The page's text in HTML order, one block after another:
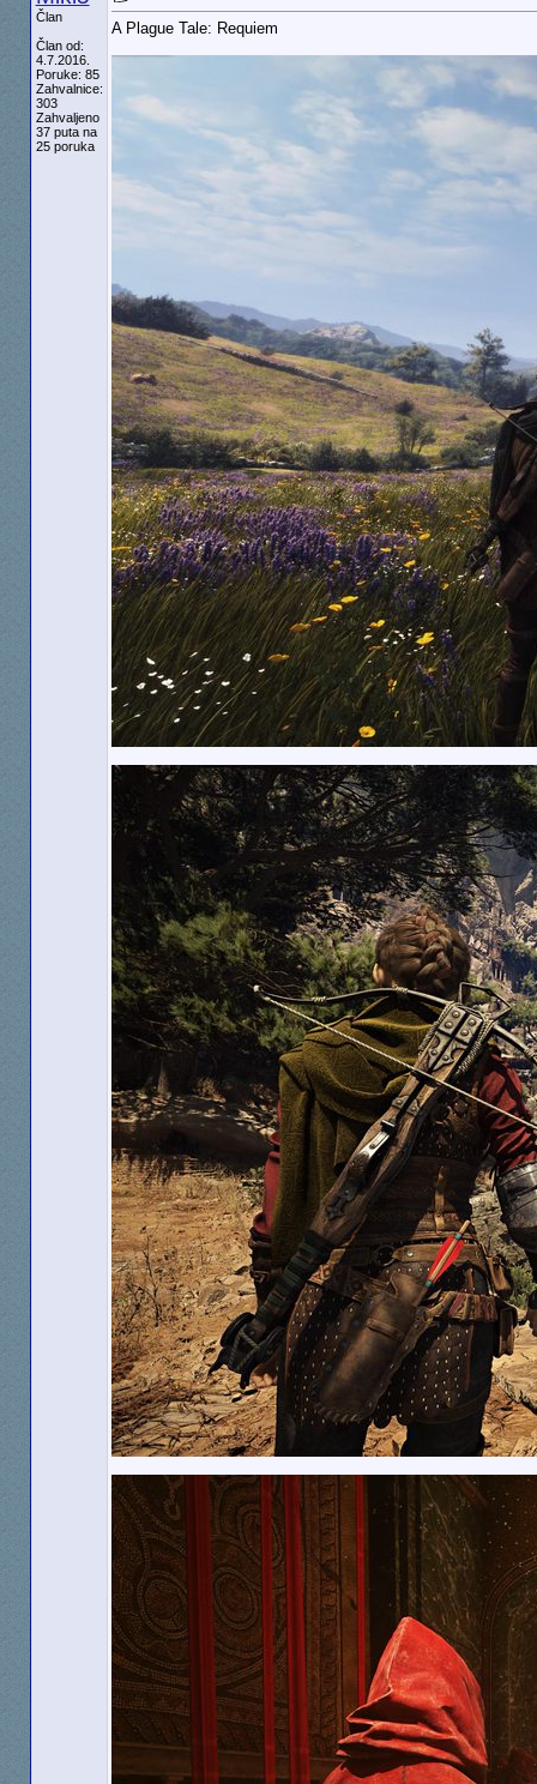
Član
Član od:
4.7.2016.
Poruke: 85
Zahvalnice:
303
Zahvaljeno
37 puta na
25 poruka
A Plague Tale: Requiem